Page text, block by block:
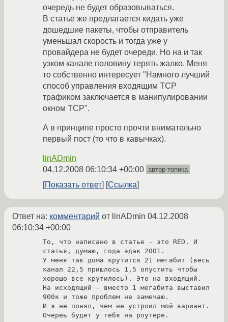
очередь не будет образовываться.
В статье же предлагается кидать уже
дошедшие пакеты, чтобы отправитель
уменьшал скорость и тогда уже у
провайдера не будет очереди. Но на и так
узком канале половину терять жалко. Меня
то собственно интересует "Намного лучший
способ управления входящим TCP
трафиком заключается в манипулировании
окном TCP".
А в принципе просто прочти внимательно
первый пост (то что в кавычках).
linADmin
04.12.2008 06:10:34 +00:00 автор топика
Показать ответ Ссылка
Ответ на: комментарий от linADmin 04.12.2008
06:10:34 +00:00
То, что написано в статье - это RED. И
статья, думаю, года эдак 2001.
У меня так дома крутится 21 мегабит (весь
канал 22,5 пришлось 1,5 опустить чтобы
хорошо все крутилось). Это на входящий.
На исходящий - вместо 1 мегабита выставил
900к и тоже проблем не замечаю.
И я не понял, чем не устроил мой вариант.
Очереь будет у тебя на роутере.